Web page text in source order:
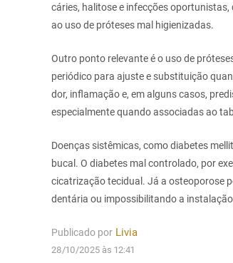
cáries, halitose e infecções
ao uso de próteses mal higienizadas.
Outro ponto relevante é o uso de
periódico para ajuste e substituição
dor, inflamação e, em alguns casos,
especialmente quando associadas ao
Doenças sistêmicas, como diabetes
bucal. O diabetes mal controlado, por
cicatrização tecidual. Já a osteoporose
dentária ou impossibilitando a
Publicado por Livia
28/10/2025 às 12:41